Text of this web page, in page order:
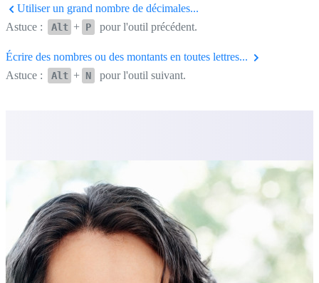
Utiliser un grand nombre de décimales...
Astuce :
Alt + P pour l'outil précédent.
Écrire des nombres ou des montants en toutes lettres...
Astuce :
Alt + N pour l'outil suivant.